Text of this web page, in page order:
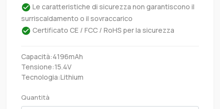
Le caratteristiche di sicurezza non garantiscono il
surriscaldamento o il sovraccarico
Certificato CE / FCC / RoHS per la sicurezza
Capacità:4196mAh
Tensione:15.4V
Tecnologia:Lithium
Quantità